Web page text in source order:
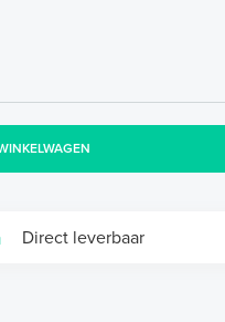
Direct leverbaar